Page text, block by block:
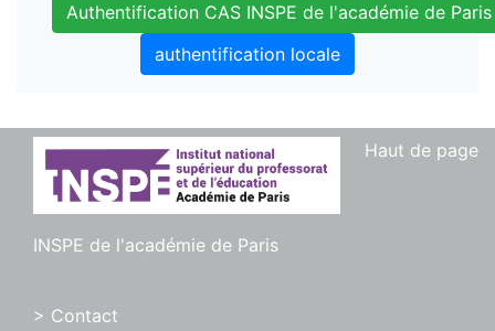
Authentification CAS INSPE de l'académie de Paris
authentification locale
Haut de page
INSPE de l'académie de Paris
> Contact